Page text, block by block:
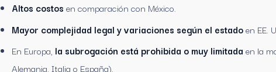
Altos costos en comparación con México.
Mayor complejidad legal y variaciones según el estadoen EE.
En Europa, la subrogación está prohibida o muy limitada en la
Alemania, Italia o España).